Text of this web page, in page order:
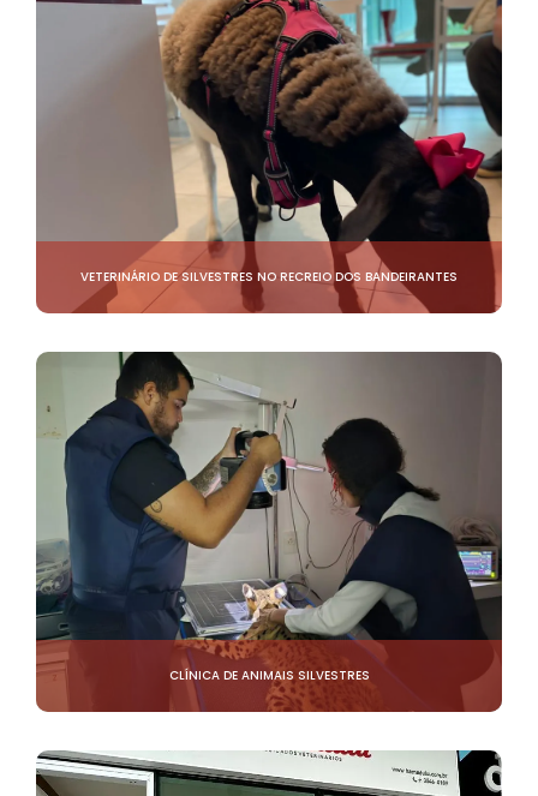
VETERINÁRIO DE SILVESTRES NO RECREIO DOS BANDEIRANTES
CLÍNICA DE ANIMAIS SILVESTRES